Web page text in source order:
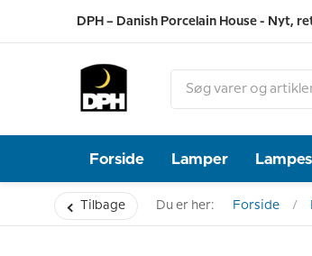
DPH – Danish Porcelain House - Nyt,
Forside Lamper
Tilbage Du er her: Forside